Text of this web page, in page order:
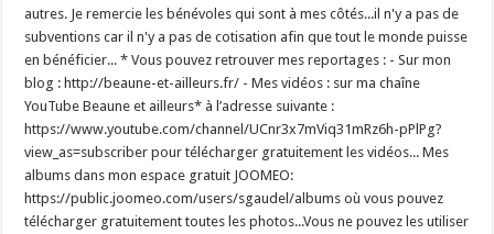
autres. Je remercie les bénévoles qui sont à mes côtés...il n'y a pas de
subventions car il n'y a pas de cotisation afin que tout le monde puisse
en bénéficier... * Vous pouvez retrouver mes reportages : - Sur mon
blog : http://beaune-et-ailleurs.fr/ - Mes vidéos : sur ma chaîne
YouTube Beaune et ailleurs* à l’adresse suivante :
https://www.youtube.com/channel/UCnr3x7mViq31mRz6h-pPlPg?
view_as=subscriber pour télécharger gratuitement les vidéos... Mes
albums dans mon espace gratuit JOOMEO:
https://public.joomeo.com/users/sgaudel/albums où vous pouvez
télécharger gratuitement toutes les photos...Vous ne pouvez les utiliser